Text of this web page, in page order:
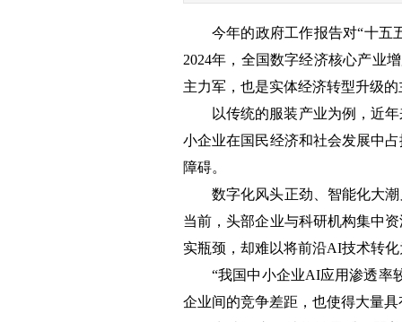
今年的政府工作报告对“十五
2024年，全国数字经济核心产业
主力军，也是实体经济转型升级
以传统的服装产业为例，近
小企业在国民经济和社会发展中
障碍。
数字化风头正劲、智能化大
当前，头部企业与科研机构集中
实瓶颈，却难以将前沿AI技术转
“我国中小企业AI应用渗透率
企业间的竞争差距，也使得大量